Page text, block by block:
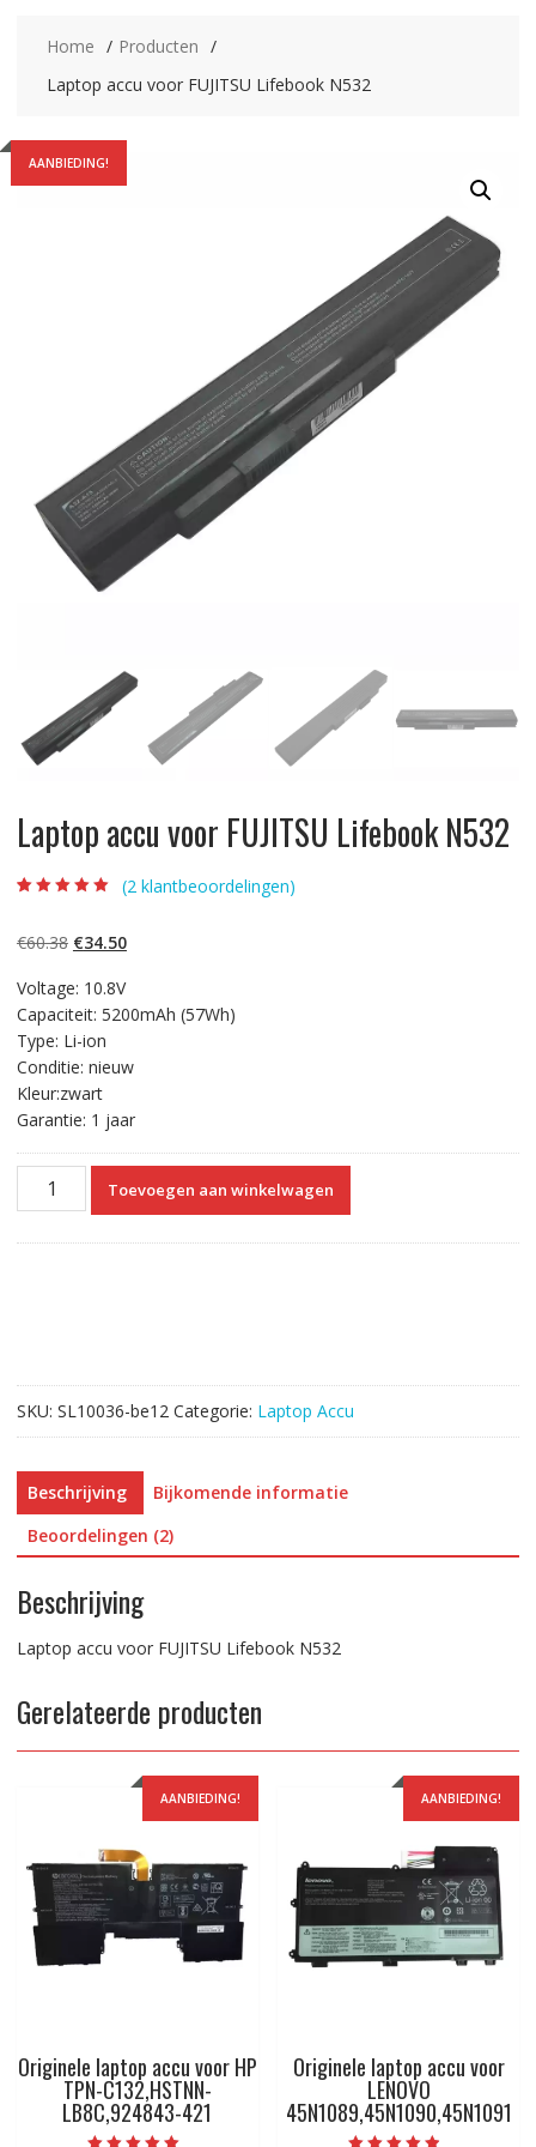
Home
Producten
Laptop accu voor FUJITSU Lifebook N532
AANBIEDING!
Laptop accu voor FUJITSU Lifebook N532
gebaseerd op
klantbeoordelinge
(2 klantbeoordelingen)
€60.38 Oorspronkelijke
was:
€60.38.
€34.50Huidige
€34.50.
Voltage: 10.8V
Capaciteit: 5200mAh (57Wh)
Type: Li-ion
Conditie: nieuw
Kleur:zwart
Garantie: 1 jaar
Laptop
Toevoegen aan winkelwagen
SKU: SL10036-be12 Categorie: Laptop Accu
Beschrijving
Bijkomende informatie
Beoordelingen (2)
Beschrijving
Laptop accu voor FUJITSU Lifebook N532
Gerelateerde producten
AANBIEDING!
Originele laptop accu voor HP
TPN-C132,HSTNN-
LB8C,924843-421
AANBIEDING!
Originele laptop accu voor
LENOVO
45N1089,45N1090,45N1091